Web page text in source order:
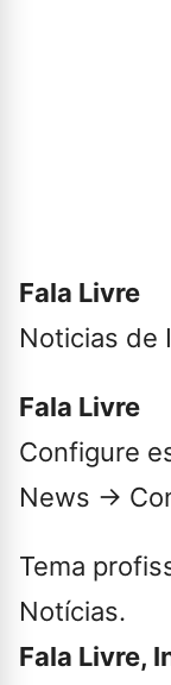
Fala Livre
Noticias de
Fala Livre
Configure
News →
Tema
Notícias.
Fala Livre,